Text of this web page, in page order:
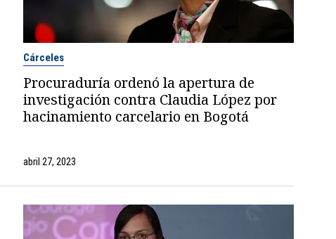
Cárceles
Procuraduría ordenó la apertura de
investigación contra Claudia López por
hacinamiento carcelario en Bogotá
abril 27, 2023